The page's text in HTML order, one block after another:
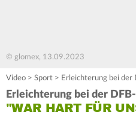
© glomex, 13.09.2023
Video > Sport > Erleichterung bei der
Erleichterung bei der
"WAR HART FÜR